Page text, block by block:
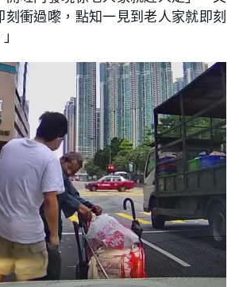
衝過嚟，點知一見到老人家就即刻